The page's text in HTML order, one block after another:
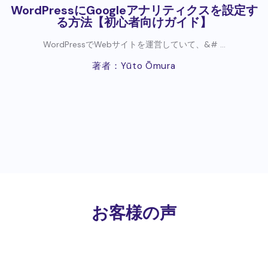
WordPressにGoogleアナリティクスを設定す
る方法【初心者向けガイド】
WordPressでWebサイトを運営していて、&# ...
著者：Yūto Ōmura
お客様の声